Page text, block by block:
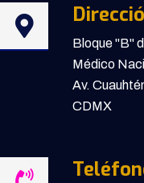
Bloque "B"
Médico
Av.
CDMX